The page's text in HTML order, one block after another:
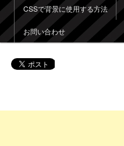
CSSで背景に使用する方法
お問い合わせ